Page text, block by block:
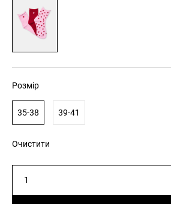
Розмір
35-38 39-41
Очистити
жіночих
шкарпеток